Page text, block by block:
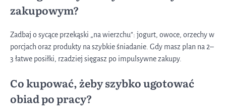
zakupowym?
Zadbaj o sycące przekąski „na wierzchu”: jogurt, owoce, orzechy w
porcjach oraz produkty na szybkie śniadanie. Gdy masz plan na 2–
3 łatwe posiłki, rzadziej sięgasz po impulsywne zakupy.
Co kupować, żeby szybko ugotować
obiad po pracy?